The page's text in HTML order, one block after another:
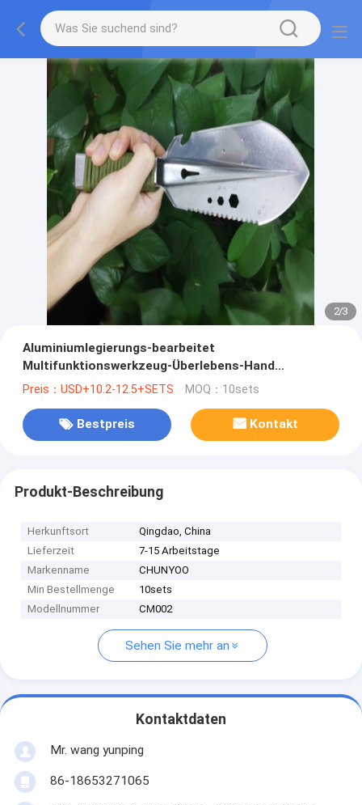
2/3
Aluminiumlegierungs-bearbeitet
Multifunktionswerkzeug-Überlebens-Hand
kampierende Garten-Schaufel
Preis：USD+10.2-12.5+SETS MOQ：10sets
Bestpreis Kontakt
Produkt-Beschreibung
Herkunftsort
Qingdao, China
Lieferzeit
7-15 Arbeitstage
Markenname
CHUNYOO
Min Bestellmenge
10sets
Modellnummer
CM002
Sehen Sie mehr an
Kontaktdaten
Mr. wang yunping
86-18653271065